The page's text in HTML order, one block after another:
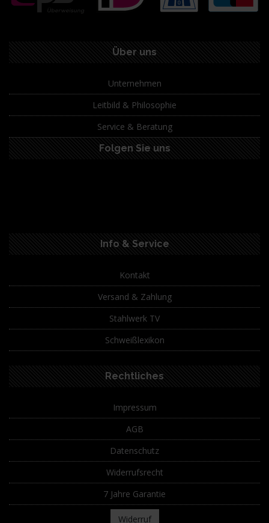
Über uns
Unternehmen
Leitbild & Philosophie
Service & Beratung
Folgen Sie uns
Info & Service
Kontakt
Versand & Zahlung
Stahlwerk TV
Schweißlexikon
Rechtliches
Impressum
AGB
Datenschutz
Widerrufsrecht
7 Jahre Garantie
Widerruf